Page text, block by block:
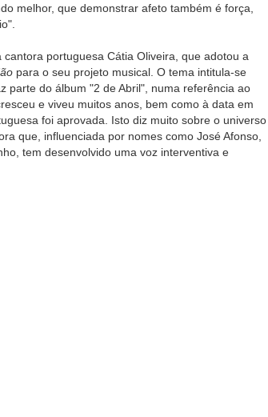
melhor, que demonstrar afeto também é força,
cantora portuguesa Cátia Oliveira, que adotou a
para o seu projeto musical. O tema intitula-se
parte do álbum "2 de Abril", numa referência ao
e viveu muitos anos, bem como à data em
foi aprovada. Isto diz muito sobre o universo
que, influenciada por nomes como José Afonso,
tem desenvolvido uma voz interventiva e